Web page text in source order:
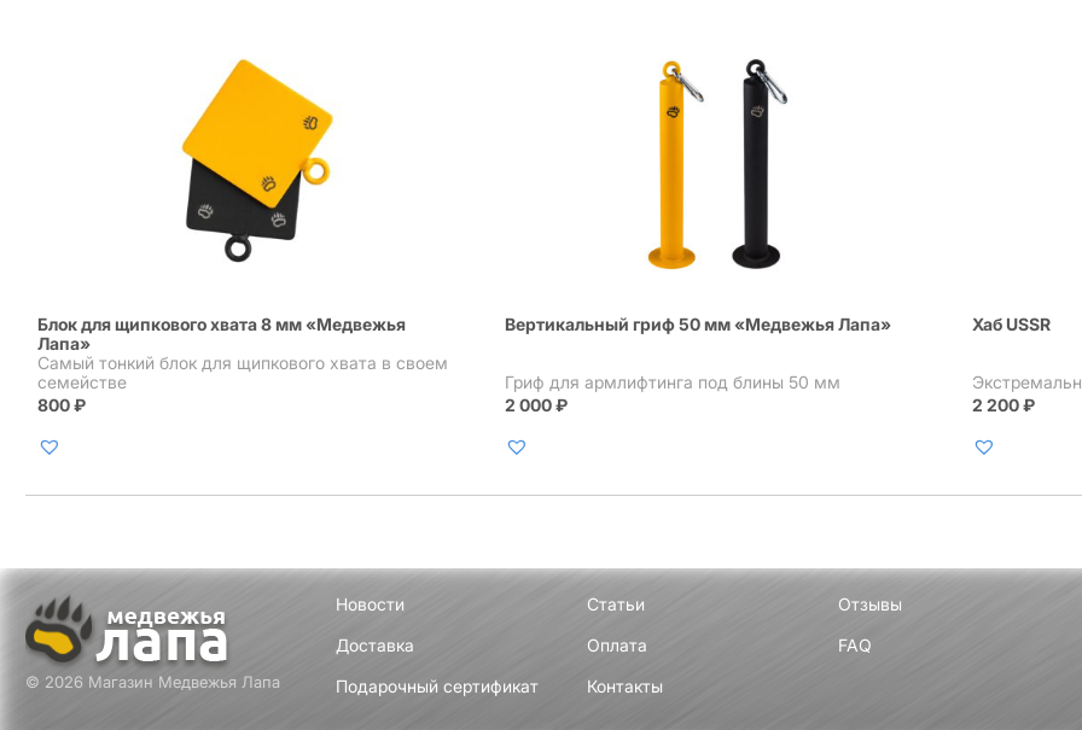
Блок для щипкового хвата 8 мм «Медвежья
Лапа»
Самый тонкий блок для щипкового хвата в своем
семействе
800₽
Вертикальный гриф 50 мм «Медвежья Лапа»
Гриф для армлифтинга под блины 50 мм
2 000₽
Хаб USSR
2 200₽
© 2026 Магазин Медвежья Лапа
Новости Статьи
Отзывы
Доставка
Оплата
FAQ
Подарочный сертификат
Контакты